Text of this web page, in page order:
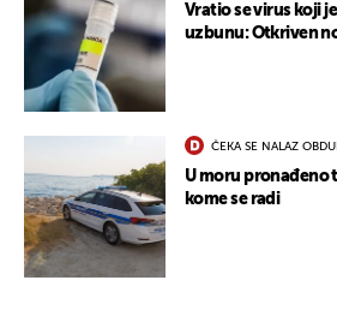
Vratio se virus koji
uzbunu: Otkriven
ČEKA SE NALAZ
U moru pronađeno
kome se radi